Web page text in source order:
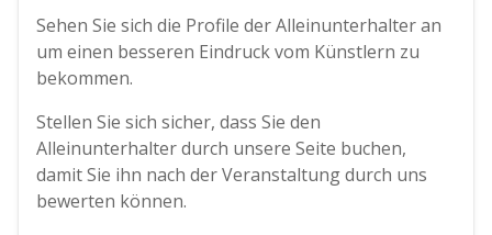
Sehen Sie sich die Profile der Alleinunterhalter an
um einen besseren Eindruck vom Künstlern zu
bekommen.
Stellen Sie sich sicher, dass Sie den
Alleinunterhalter durch unsere Seite buchen,
damit Sie ihn nach der Veranstaltung durch uns
bewerten können.